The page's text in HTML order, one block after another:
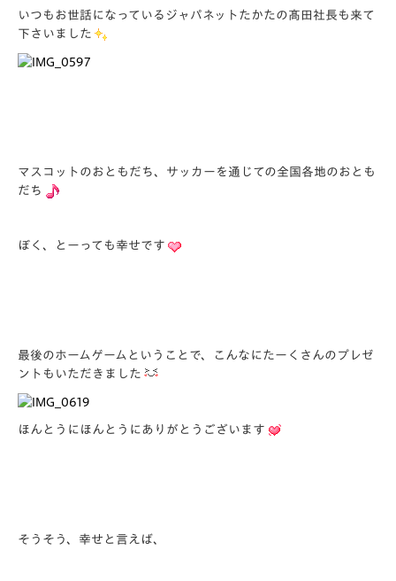
いつもお世話になっているジャパネットたかたの髙田社長も来て
下さいました
マスコットのおともだち、サッカーを通じての全国各地のおとも
だち
ぼく、とーっても幸せです
最後のホームゲームということで、こんなにたーくさんのプレゼ
ントもいただきました
ほんとうにほんとうにありがとうございます
そうそう、幸せと言えば、